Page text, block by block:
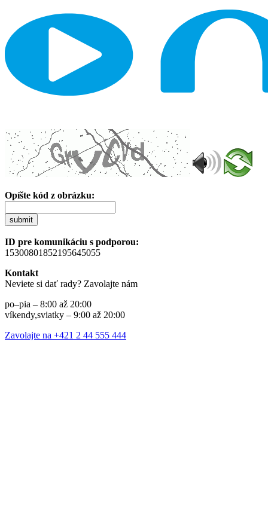
Opíšte kód z obrázku:
submit
ID pre komunikáciu s podporou:
15300801852195645055
Kontakt
Neviete si dať rady? Zavolajte nám
po–pia – 8:00 až 20:00
víkendy,sviatky – 9:00 až 20:00
Zavolajte na +421 2 44 555 444